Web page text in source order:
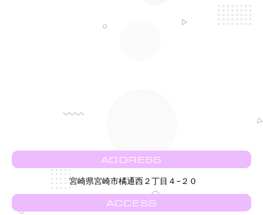
ADDRESS
宮崎県宮崎市橘通西２丁目４−２０
ACCESS